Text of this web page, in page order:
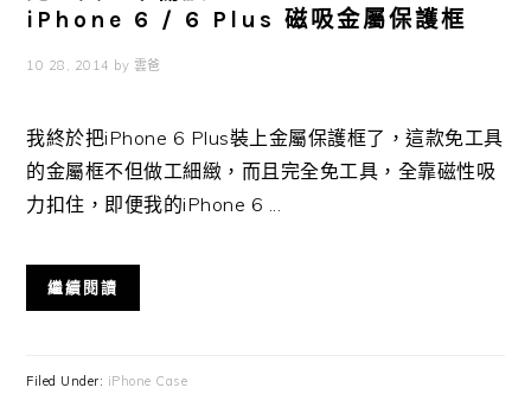
iPhone 6 / 6 Plus 磁吸金屬保護框
10 28, 2014 by 雲爸
我終於把iPhone 6 Plus裝上金屬保護框了，這款免工具
的金屬框不但做工細緻，而且完全免工具，全靠磁性吸
力扣住，即便我的iPhone 6 ...
繼續閱讀
Filed Under: iPhone Case